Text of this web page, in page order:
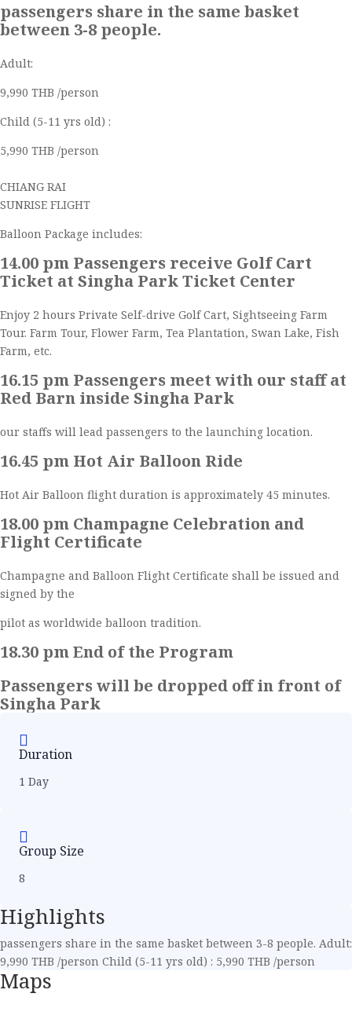
passengers share in the same basket
between 3-8 people.
Adult:
9,990 THB /person
Child (5-11 yrs old) :
5,990 THB /person
CHIANG RAI
SUNRISE FLIGHT
Balloon Package includes:
14.00 pm Passengers receive Golf Cart
Ticket at Singha Park Ticket Center
Enjoy 2 hours Private Self-drive Golf Cart, Sightseeing Farm
Tour. Farm Tour, Flower Farm, Tea Plantation, Swan Lake, Fish
Farm, etc.
16.15 pm Passengers meet with our staff at
Red Barn inside Singha Park
our staffs will lead passengers to the launching location.
16.45 pm Hot Air Balloon Ride
Hot Air Balloon flight duration is approximately 45 minutes.
18.00 pm Champagne Celebration and
Flight Certificate
Champagne and Balloon Flight Certificate shall be issued and
signed by the
pilot as worldwide balloon tradition.
18.30 pm End of the Program
Passengers will be dropped off in front of
Singha Park
Duration
1 Day
Group Size
8
Highlights
passengers share in the same basket between 3-8 people. Adult:
9,990 THB /person Child (5-11 yrs old) : 5,990 THB /person
Maps